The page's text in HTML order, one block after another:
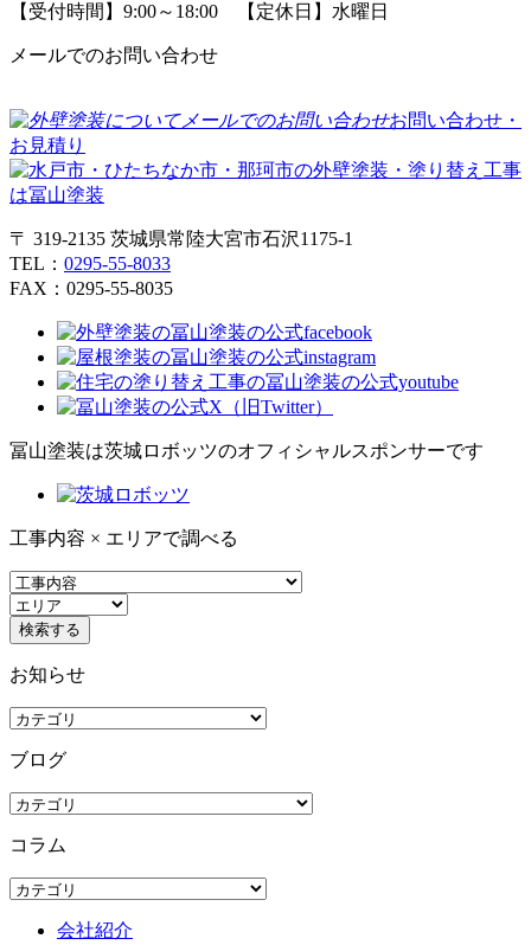
【受付時間】9:00～18:00 【定休日】水曜日
メールでのお問い合わせ
お問い合わせ・
お見積り
〒 319-2135 茨城県常陸大宮市石沢1175-1
TEL： 0295-55-8033
FAX：0295-55-8035
冨山塗装は茨城ロボッツのオフィシャルスポンサーです
工事内容 × エリアで調べる
お知らせ
ブログ
コラム
会社紹介